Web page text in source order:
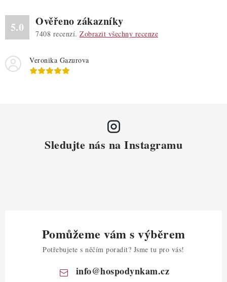
5.0 Ověřeno zákazníky
7408 recenzí. Zobrazit všechny recenze
Veronika Gazurova
Sledujte nás na Instagramu
Pomůžeme vám s výběrem
Potřebujete s něčím poradit? Jsme tu pro vás!
info@hospodynkam.cz